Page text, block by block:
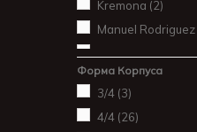
Kremona (2)
Manuel Rodriguez
Prudencio‏ ‎Sáez
Форма Корпуса
3/4 (3)
4/4 (26)